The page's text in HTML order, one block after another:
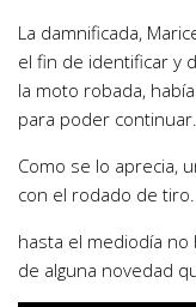
La damnificada,
el fin de identificar y
la moto robada,
para poder continuar.
Como se lo aprecia,
con el rodado de tiro.
hasta el mediodía no
de alguna novedad